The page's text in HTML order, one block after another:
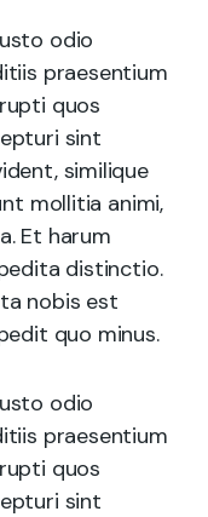
odio
praesentium
quos
sint
similique
mollitia animi,
Et harum
distinctio.
nobis est
quo minus.
odio
praesentium
quos
sint